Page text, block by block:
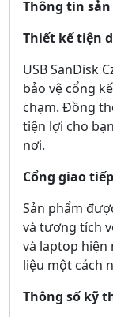
Thông tin
Thiết kếtiện
USB SanDisk
bảo vệ cổng
chạm. Đồng
tiện lợi cho
nơi.
Cổng giao
Sản phẩm
và tương tích
và laptop hiện
liệu một cách
Thông số kỹ